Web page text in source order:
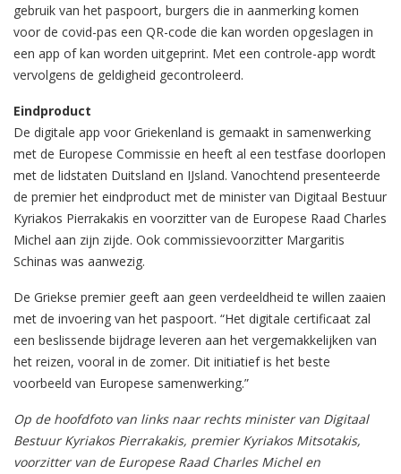
gebruik van het paspoort, burgers die in aanmerking komen
voor de covid-pas een QR-code die kan worden opgeslagen in
een app of kan worden uitgeprint. Met een controle-app wordt
vervolgens de geldigheid gecontroleerd.
Eindproduct
De digitale app voor Griekenland is gemaakt in samenwerking
met de Europese Commissie en heeft al een testfase doorlopen
met de lidstaten Duitsland en IJsland. Vanochtend presenteerde
de premier het eindproduct met de minister van Digitaal Bestuur
Kyriakos Pierrakakis en voorzitter van de Europese Raad Charles
Michel aan zijn zijde. Ook commissievoorzitter Margaritis
Schinas was aanwezig.
De Griekse premier geeft aan geen verdeeldheid te willen zaaien
met de invoering van het paspoort. “Het digitale certificaat zal
een beslissende bijdrage leveren aan het vergemakkelijken van
het reizen, vooral in de zomer. Dit initiatief is het beste
voorbeeld van Europese samenwerking.”
Op de hoofdfoto van links naar rechts minister van Digitaal
Bestuur Kyriakos Pierrakakis, premier Kyriakos Mitsotakis,
voorzitter van de Europese Raad Charles Michel en